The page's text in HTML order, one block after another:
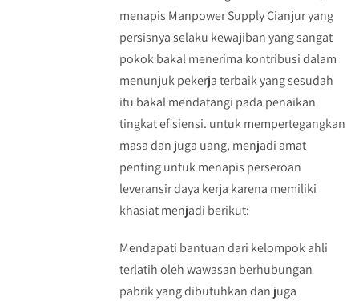
menapis Manpower Supply Cianjur yang
persisnya selaku kewajiban yang sangat
pokok bakal menerima kontribusi dalam
menunjuk pekerja terbaik yang sesudah
itu bakal mendatangi pada penaikan
tingkat efisiensi. untuk mempertegangkan
masa dan juga uang, menjadi amat
penting untuk menapis perseroan
leveransir daya kerja karena memiliki
khasiat menjadi berikut:
Mendapati bantuan dari kelompok ahli
terlatih oleh wawasan berhubungan
pabrik yang dibutuhkan dan juga